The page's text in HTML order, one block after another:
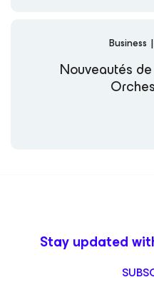
Business |
Nouveautés
Stay updated